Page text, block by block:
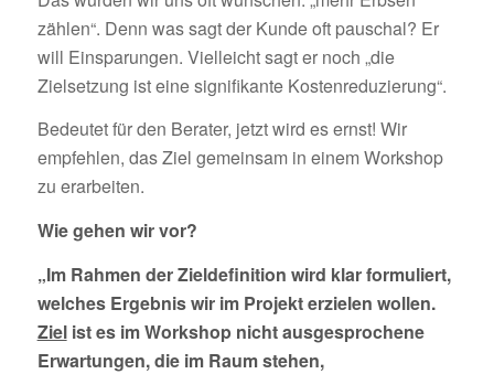
zählen“. Denn was sagt der Kunde oft pauschal? Er
will Einsparungen. Vielleicht sagt er noch „die
Zielsetzung ist eine signifikante Kostenreduzierung“.
Bedeutet für den Berater, jetzt wird es ernst! Wir
empfehlen, das Ziel gemeinsam in einem Workshop
zu erarbeiten.
Wie gehen wir vor?
„Im Rahmen der Zieldefinition wird klar formuliert,
welches Ergebnis wir im Projekt erzielen wollen.
Zielist es im Workshop nicht ausgesprochene
Erwartungen, die im Raum stehen,